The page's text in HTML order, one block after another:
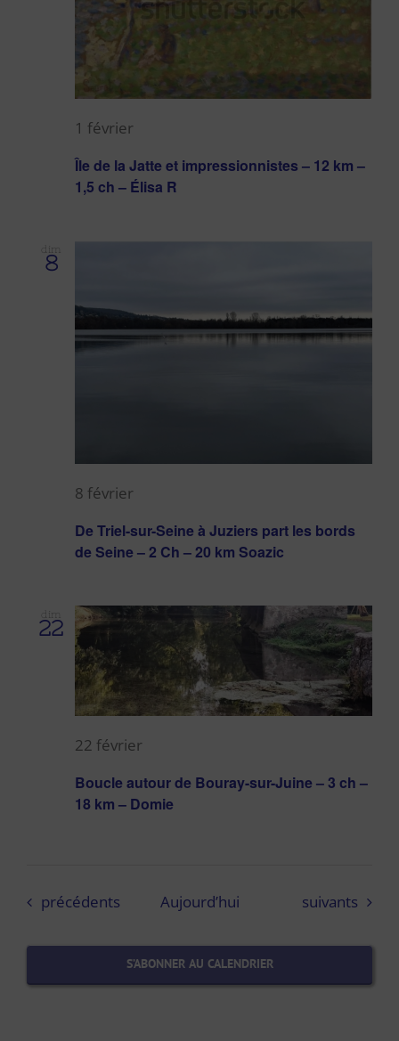
Île de la Jatte et impressionnistes – 12 km –
1,5 ch – Élisa R
1 février
dim
8
De Triel-sur-Seine à Juziers part les bords
de Seine – 2 Ch – 20 km Soazic
8 février
dim
22
Boucle autour de Bouray-sur-Juine – 3 ch –
18 km – Domie
22 février
Évènements
précédents Aujourd’hui Évènements
suivants
S’ABONNER AU CALENDRIER